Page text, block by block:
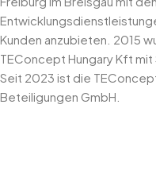
Kunden anzubieten. 2015
TEConcept Hungary Kft
Seit 2023 ist die
Beteiligungen GmbH.